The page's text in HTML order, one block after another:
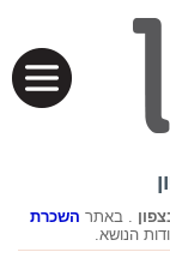
. באתר השכרת
הנושא.